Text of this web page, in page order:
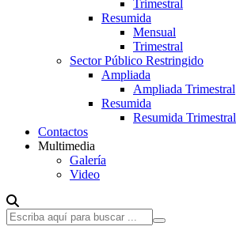
Trimestral
Resumida
Mensual
Trimestral
Sector Público Restringido
Ampliada
Ampliada Trimestral
Resumida
Resumida Trimestral
Contactos
Multimedia
Galería
Video